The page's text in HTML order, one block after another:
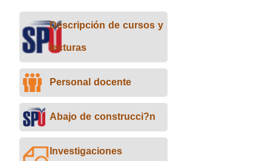
Descripción de cursos y
lecturas
Personal docente
Abajo de construcci?n
Investigaciones